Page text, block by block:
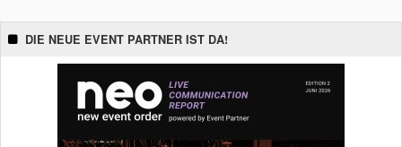
DIE NEUE EVENT PARTNER IST DA!